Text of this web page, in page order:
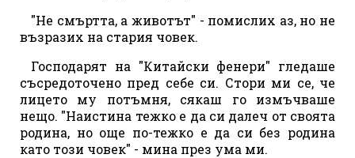
"Не смъртта, а животът" - помислих аз, но не
възразих на стария човек.
Господарят на "Китайски фенери" гледаше
съсредоточено пред себе си. Стори ми се, че
лицето му потъмня, сякаш го измъчваше
нещо. "Наистина тежко е да си далеч от своята
родина, но още по-тежко е да си без родина
като този човек" - мина през ума ми.